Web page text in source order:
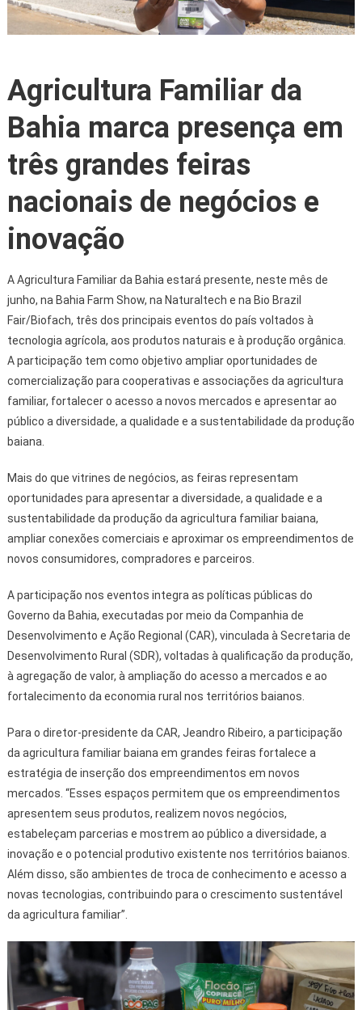
Agricultura Familiar da
Bahia marca presença em
três grandes feiras
nacionais de negócios e
inovação
A Agricultura Familiar da Bahia estará presente, neste mês de
junho, na Bahia Farm Show, na Naturaltech e na Bio Brazil
Fair/Biofach, três dos principais eventos do país voltados à
tecnologia agrícola, aos produtos naturais e à produção orgânica.
A participação tem como objetivo ampliar oportunidades de
comercialização para cooperativas e associações da agricultura
familiar, fortalecer o acesso a novos mercados e apresentar ao
público a diversidade, a qualidade e a sustentabilidade da produção
baiana.
Mais do que vitrines de negócios, as feiras representam
oportunidades para apresentar a diversidade, a qualidade e a
sustentabilidade da produção da agricultura familiar baiana,
ampliar conexões comerciais e aproximar os empreendimentos de
novos consumidores, compradores e parceiros.
A participação nos eventos integra as políticas públicas do
Governo da Bahia, executadas por meio da Companhia de
Desenvolvimento e Ação Regional (CAR), vinculada à Secretaria de
Desenvolvimento Rural (SDR), voltadas à qualificação da produção,
à agregação de valor, à ampliação do acesso a mercados e ao
fortalecimento da economia rural nos territórios baianos.
Para o diretor-presidente da CAR, Jeandro Ribeiro, a participação
da agricultura familiar baiana em grandes feiras fortalece a
estratégia de inserção dos empreendimentos em novos
mercados. “Esses espaços permitem que os empreendimentos
apresentem seus produtos, realizem novos negócios,
estabeleçam parcerias e mostrem ao público a diversidade, a
inovação e o potencial produtivo existente nos territórios baianos.
Além disso, são ambientes de troca de conhecimento e acesso a
novas tecnologias, contribuindo para o crescimento sustentável
da agricultura familiar”.